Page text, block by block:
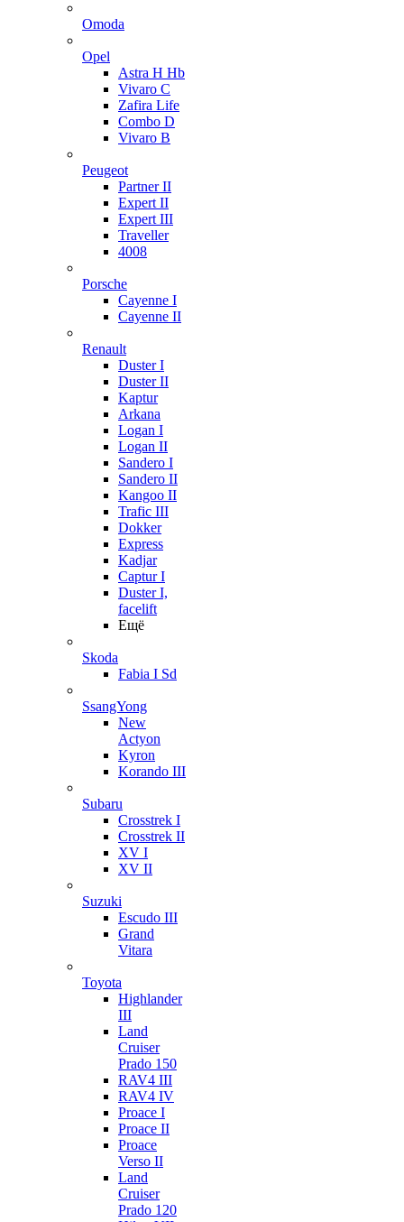
Omoda
Opel
Astra H Hb
Vivaro C
Zafira Life
Combo D
Vivaro B
Peugeot
Partner II
Expert II
Expert III
Traveller
4008
Porsche
Cayenne I
Cayenne II
Renault
Duster I
Duster II
Kaptur
Arkana
Logan I
Logan II
Sandero I
Sandero II
Kangoo II
Trafic III
Dokker
Express
Kadjar
Captur I
Duster I,
facelift
Ещё
Skoda
Fabia I Sd
SsangYong
New
Actyon
Kyron
Korando III
Subaru
Crosstrek I
Crosstrek II
XV I
XV II
Suzuki
Escudo III
Grand
Vitara
Toyota
Highlander
III
Land
Cruiser
Prado 150
RAV4 III
RAV4 IV
Proace I
Proace II
Proace
Verso II
Land
Cruiser
Prado 120